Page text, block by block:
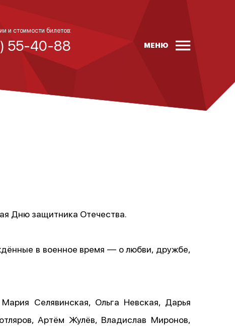
и стоимости билетов:
55-40-88 МЕНЮ
Дню защитника Отечества.
в военное время — о любви, дружбе,
Селявинская, Ольга Невская, Дарья
Артём Жулёв, Владислав Миронов,